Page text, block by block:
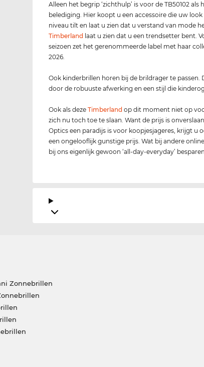
Alleen het begrip ‘zichthulp’ is voor de TB50102 als
belediging. Hier koopt u een accessoire die uw
niveau tilt en laat u zien dat u verstand van mode
Timberland laat u zien dat u een trendsetter bent.
seizoen zet het gerenommeerde label met haar
2026.
Ook kinderbrillen horen bij de brildrager te
door de robuuste afwerking en een stijl die
Ook als dezeTimberland op dit moment niet op
zich nu toch toe te slaan. Want de prijs is
Optics een paradijs is voor koopjesjageres, krijgt u
een ongelooflijk gunstige prijs. Wat bij andere
bij ons eigenlijk gewoon ‘all-day-everyday’
Zonnebrillen